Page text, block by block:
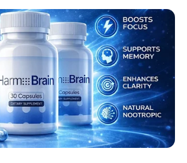
do obejrzenia w
Przed nami tydzień
i seriali
25 marca 2024 Artykuły